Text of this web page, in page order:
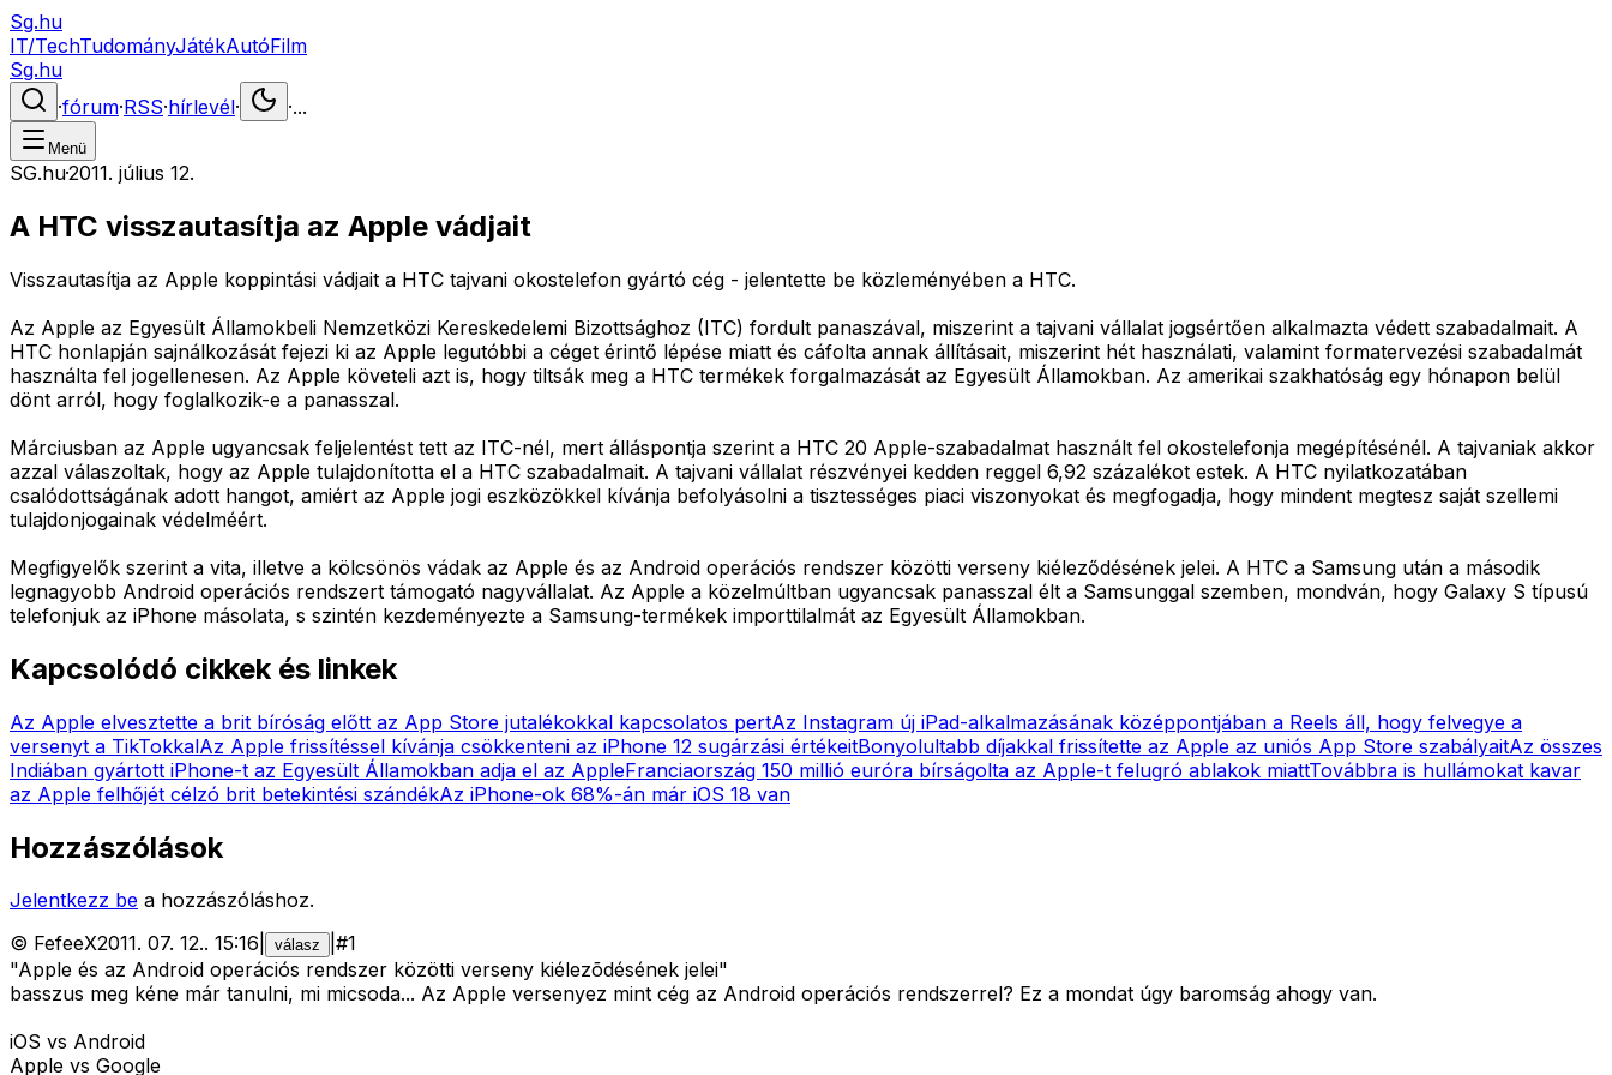
Sg.hu
IT/TechTudományJátékAutóFilm
Sg.hu
·fórum·RSS·hírlevél· ·...
Menü
SG.hu·2011. július 12.
A HTC visszautasítja az Apple vádjait
Visszautasítja az Apple koppintási vádjait a HTC tajvani okostelefon gyártó cég - jelentette be közleményében a HTC.
Az Apple az Egyesült Államokbeli Nemzetközi Kereskedelemi Bizottsághoz (ITC) fordult panaszával, miszerint a tajvani vállalat jogsértően alkalmazta védett szabadalmait. A
HTC honlapján sajnálkozását fejezi ki az Apple legutóbbi a céget érintő lépése miatt és cáfolta annak állításait, miszerint hét használati, valamint formatervezési szabadalmát
használta fel jogellenesen. Az Apple követeli azt is, hogy tiltsák meg a HTC termékek forgalmazását az Egyesült Államokban. Az amerikai szakhatóság egy hónapon belül
dönt arról, hogy foglalkozik-e a panasszal.
Márciusban az Apple ugyancsak feljelentést tett az ITC-nél, mert álláspontja szerint a HTC 20 Apple-szabadalmat használt fel okostelefonja megépítésénél. A tajvaniak akkor
azzal válaszoltak, hogy az Apple tulajdonította el a HTC szabadalmait. A tajvani vállalat részvényei kedden reggel 6,92 százalékot estek. A HTC nyilatkozatában
csalódottságának adott hangot, amiért az Apple jogi eszközökkel kívánja befolyásolni a tisztességes piaci viszonyokat és megfogadja, hogy mindent megtesz saját szellemi
tulajdonjogainak védelméért.
Megfigyelők szerint a vita, illetve a kölcsönös vádak az Apple és az Android operációs rendszer közötti verseny kiéleződésének jelei. A HTC a Samsung után a második
legnagyobb Android operációs rendszert támogató nagyvállalat. Az Apple a közelmúltban ugyancsak panasszal élt a Samsunggal szemben, mondván, hogy Galaxy S típusú
telefonjuk az iPhone másolata, s szintén kezdeményezte a Samsung-termékek importtilalmát az Egyesült Államokban.
Kapcsolódó cikkek és linkek
Az Apple elvesztette a brit bíróság előtt az App Store jutalékokkal kapcsolatos pertAz Instagram új iPad-alkalmazásának középpontjában a Reels áll, hogy felvegye a
versenyt a TikTokkalAz Apple frissítéssel kívánja csökkenteni az iPhone 12 sugárzási értékeitBonyolultabb díjakkal frissítette az Apple az uniós App Store szabályaitAz összes
Indiában gyártott iPhone-t az Egyesült Államokban adja el az AppleFranciaország 150 millió euróra bírságolta az Apple-t felugró ablakok miattTovábbra is hullámokat kavar
az Apple felhőjét célzó brit betekintési szándékAz iPhone-ok 68%-án már iOS 18 van
Hozzászólások
Jelentkezz be a hozzászóláshoz.
© FefeeX2011. 07. 12.. 15:16 válasz #1
"Apple és az Android operációs rendszer közötti verseny kiélezõdésének jelei"
basszus meg kéne már tanulni, mi micsoda... Az Apple versenyez mint cég az Android operációs rendszerrel? Ez a mondat úgy baromság ahogy van.
iOS vs Android
Apple vs Google